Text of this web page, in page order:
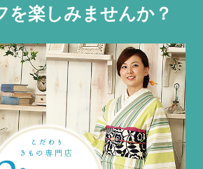
を楽しみませんか？